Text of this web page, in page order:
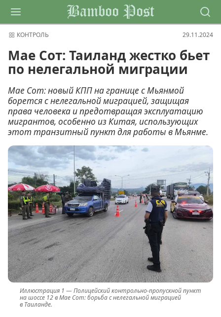
Bamboo Post
КОНТРОЛЬ 29.11.2024
Мае Сот: Таиланд жестко бьет
по нелегальной миграции
Мае Сот: новый КПП на границе с Мьянмой
борется с нелегальной миграцией, защищая
права человека и предотвращая эксплуатацию
мигрантов, особенно из Китая, использующих
этот транзитный пункт для работы в Мьянме.
Полицейский контрольно-пропускной пункт
на шоссе 12 в Мае Сот: борьба с нелегальной миграцией
в Таиланде.